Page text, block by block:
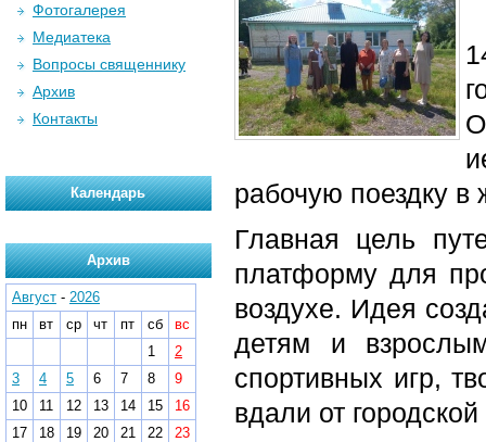
рабочую поездку
Главная цель
платформу для
воздухе. Идея
детям и
спортивных игр,
вдали от
Фотогалерея
Медиатека
Вопросы священнику
Архив
Контакты
Календарь
Архив
Август - 2026
пн
вт ср чт пт сб
вс
1
2
3
4 5 6 7 8
9
10
11 12 13 14 15
16
17
18 19 20 21 22
23